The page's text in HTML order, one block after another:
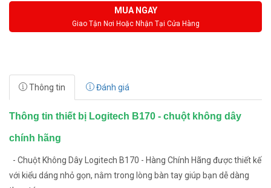
MUA NGAY
Giao Tận Nơi Hoặc Nhận Tại Cửa Hàng
Thông tin Đánh giá
Thông tin thiết bị Logitech B170 - chuột không dây
chính hãng
- Chuột Không Dây Logitech B170 - Hàng Chính Hãng được thiết kế
với kiểu dáng nhỏ gọn, nằm trong lòng bàn tay giúp bạn dễ dàng